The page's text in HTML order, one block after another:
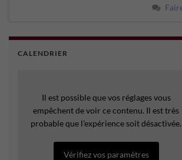
CALENDRIER
Il est possible que vos réglages vous
empêchent de voir ce contenu. Il est très
probable que l’expérience soit désactivée.
Vérifiez vos paramètres